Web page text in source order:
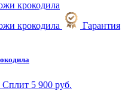
Гарантия
Сплит 5 900 руб.